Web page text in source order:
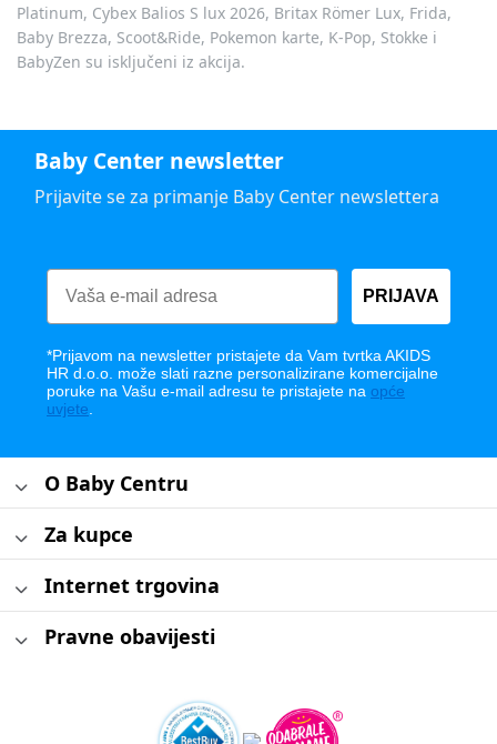
Platinum, Cybex Balios S lux 2026, Britax Römer Lux, Frida,
Baby Brezza, Scoot&Ride, Pokemon karte, K-Pop, Stokke i
BabyZen su isključeni iz akcija.
Baby Center newsletter
Prijavite se za primanje Baby Center newslettera
PRIJAVA
*Prijavom na newsletter pristajete da Vam tvrtka AKIDS
HR d.o.o. može slati razne personalizirane komercijalne
poruke na Vašu e-mail adresu te pristajete na opće
uvjete.
O Baby Centru
Za kupce
Internet trgovina
Pravne obavijesti